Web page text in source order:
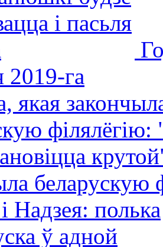
2019-га
беларускую